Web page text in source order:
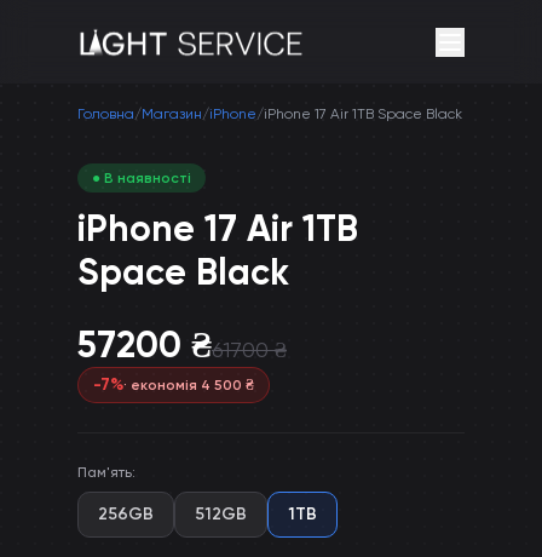
Головна/Магазин/iPhone/iPhone 17 Air 1TB Space Black
● В наявності
iPhone 17 Air 1TB
Space Black
57200 ₴61700₴
-7%· економія 4 500 ₴
Пам'ять:
256GB 512GB 1TB